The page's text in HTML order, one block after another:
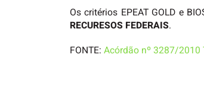
Os critérios EPEAT GOLD e
RECURESOS FEDERAIS.
FONTE: Acórdão nº 3287/2010